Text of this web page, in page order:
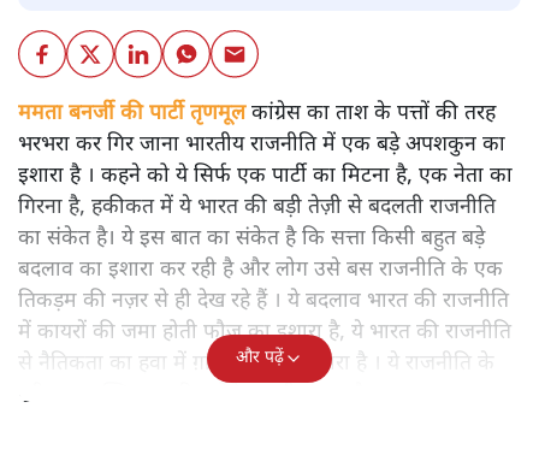
ममता बनर्जी की पार्टी तृणमूलकांग्रेस का ताश के पत्तों की तरह
भरभरा कर गिर जाना भारतीय राजनीति में एक बड़े अपशकुन का
इशारा है । कहने को ये सिर्फ एक पार्टी का मिटना है, एक नेता का
गिरना है, हकीकत में ये भारत की बड़ी तेज़ी से बदलती राजनीति
का संकेत है। ये इस बात का संकेत है कि सत्ता किसी बहुत बड़े
बदलाव का इशारा कर रही है और लोग उसे बस राजनीति के एक
तिकड़म की नज़र से ही देख रहे हैं । ये बदलाव भारत की राजनीति
में कायरों की जमा होती फौज का इशारा है, ये भारत की राजनीति
से नैतिकता का हवा में ग़ायब होने का इशारा है । ये राजनीति के
पूरी तरह शक्ति आधारित होने का भी इशारा है।
और पढ़ें